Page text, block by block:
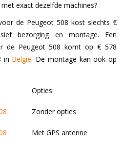
exact dezelfde machines?
de Peugeot 508 kost slechts €
bezorging en montage. Een
de Peugeot 508 komt op € 578
in België. De montage kan ook op
Opties:
Zonder opties
Met GPS antenne